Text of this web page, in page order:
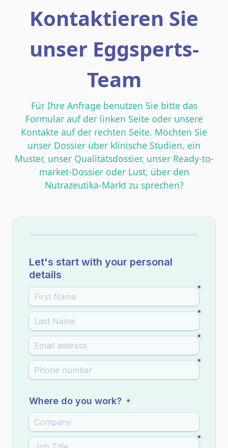
Kontaktieren Sie
unser Eggsperts-
Team
Für Ihre Anfrage benutzen Sie bitte das
Formular auf der linken Seite oder unsere
Kontakte auf der rechten Seite. Möchten Sie
unser Dossier über klinische Studien, ein
Muster, unser Qualitätsdossier, unser Ready-to-
market-Dossier oder Lust, über den
Nutrazeutika-Markt zu sprechen?